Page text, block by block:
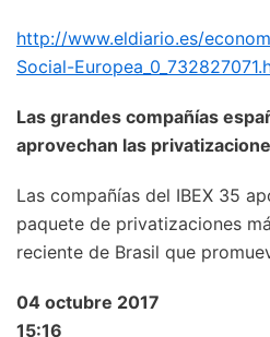
http://www.eldiario.es/
Social-
Las grandes compañías
aprovechan las
Las compañías del IBEX 35
paquete de privatizaciones
reciente de Brasil que
04 octubre 2017
15:16